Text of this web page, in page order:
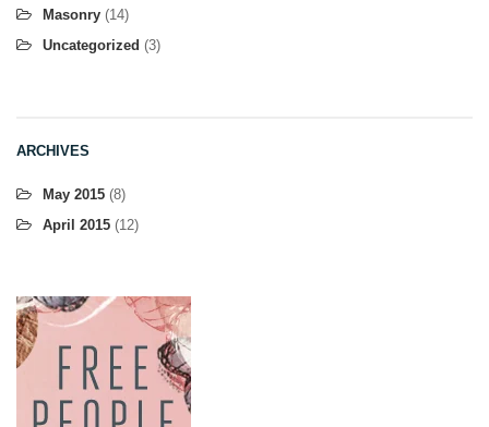
Masonry (14)
Uncategorized (3)
ARCHIVES
May 2015 (8)
April 2015 (12)